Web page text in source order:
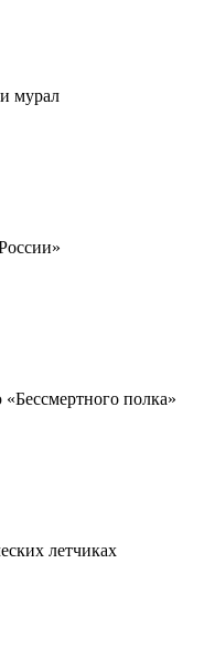
мурал
полка»
летчиках